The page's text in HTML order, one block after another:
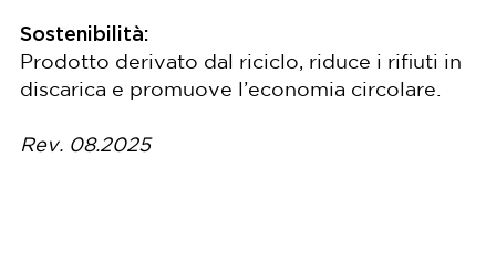
Sostenibilità:
Prodotto derivato dal riciclo, riduce i rifiuti in
discarica e promuove l’economia circolare.
Rev. 08.2025